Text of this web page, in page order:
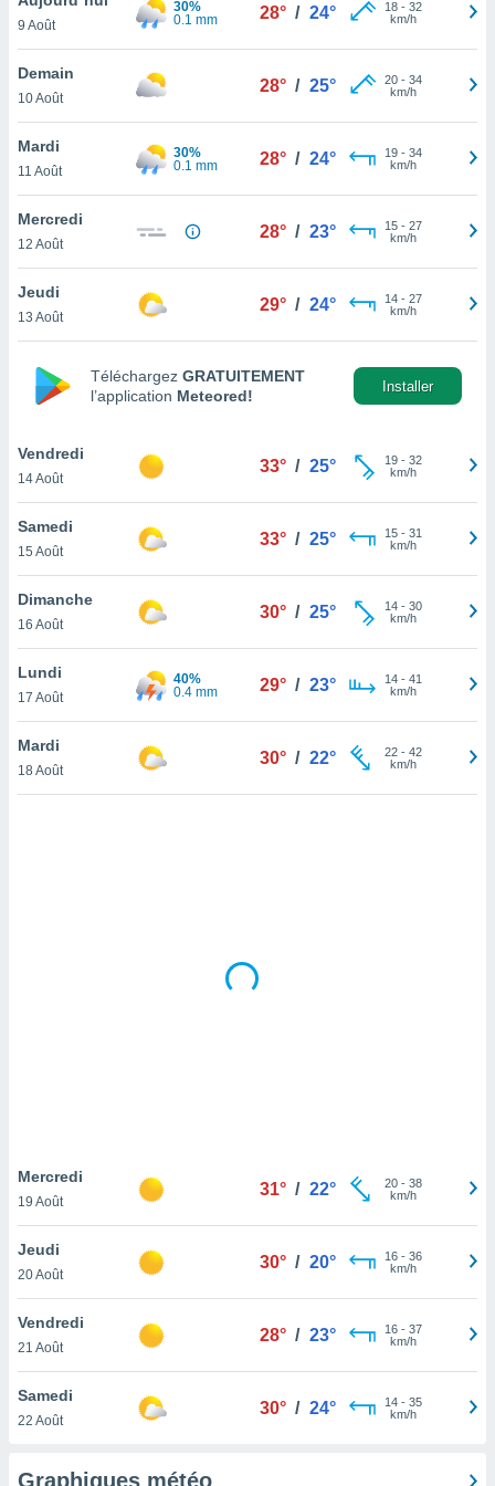
et
»,
au
vous
qu'ils
ou
le
ainsi
un
la
du
votre
à
en
le
notre
que
et que
9 Août
30%
0.1 mm
28° / 24° 18- 32
km/h
Demain
10 Août
28° / 25° 20- 34
km/h
Mardi
11 Août
30%
0.1 mm
28° / 24° 19- 34
km/h
Mercredi
12 Août
28° / 23° 15- 27
km/h
Jeudi
13 Août
29° / 24° 14- 27
km/h
Téléchargez GRATUITEMENT
l’application Meteored!
Installer
Vendredi
14 Août
33° / 25° 19- 32
km/h
Samedi
15 Août
33° / 25° 15- 31
km/h
Dimanche
16 Août
30° / 25° 14- 30
km/h
Lundi
17 Août
40%
0.4 mm
29° / 23° 14- 41
km/h
Mardi
18 Août
30° / 22° 22- 42
km/h
Mercredi
19 Août
31° / 22° 20- 38
km/h
Jeudi
20 Août
30° / 20° 16- 36
km/h
Vendredi
21 Août
28° / 23° 16- 37
km/h
Samedi
22 Août
30° / 24° 14- 35
km/h
Graphiques météo